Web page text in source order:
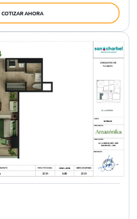
COTIZAR AHORA